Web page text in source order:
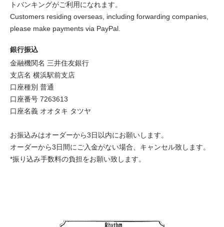
トバンキングがご利用になれます。
Customers residing overseas, including forwarding companies,
please make payments via PayPal.
銀行振込
金融機関名 三井住友銀行
支店名 横浜駅前支店
口座種別 普通
口座番号 7263613
口座名義 オオタキ タツヤ
お振込みはオーダーから3日以内にお願いします。
オーダーから3日間にご入金がない場合、キャンセル致します。
*振り込み手数料の負担をお願い致します。